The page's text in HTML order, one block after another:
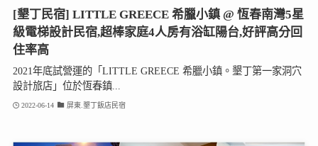
[墾丁民宿] LITTLE GREECE 希臘小鎮 @ 恆春南灣5星
級電梯設計民宿,超棒家庭4人房有浴缸陽台,好評高分回
住率高
2021年底試營運的「LITTLE GREECE 希臘小鎮。墾丁第一家洞穴
設計旅店」位於恆春鎮...
2022-06-14 屏東.墾丁飯店民宿